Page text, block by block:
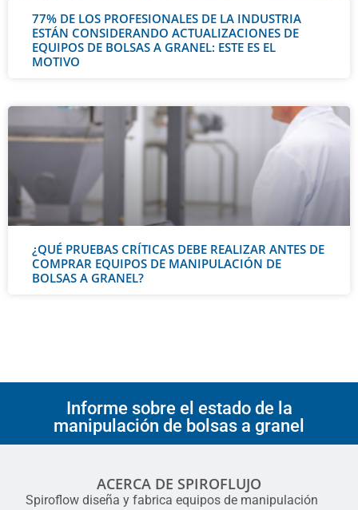
77% DE LOS PROFESIONALES DE LA INDUSTRIA
ESTÁN CONSIDERANDO ACTUALIZACIONES DE
EQUIPOS DE BOLSAS A GRANEL: ESTE ES EL
MOTIVO
¿QUÉ PRUEBAS CRÍTICAS DEBE REALIZAR ANTES DE
COMPRAR EQUIPOS DE MANIPULACIÓN DE
BOLSAS A GRANEL?
Informe sobre el estado de la
manipulación de bolsas a granel
ACERCA DE SPIROFLUJO
Spiroflow diseña y fabrica equipos de manipulación